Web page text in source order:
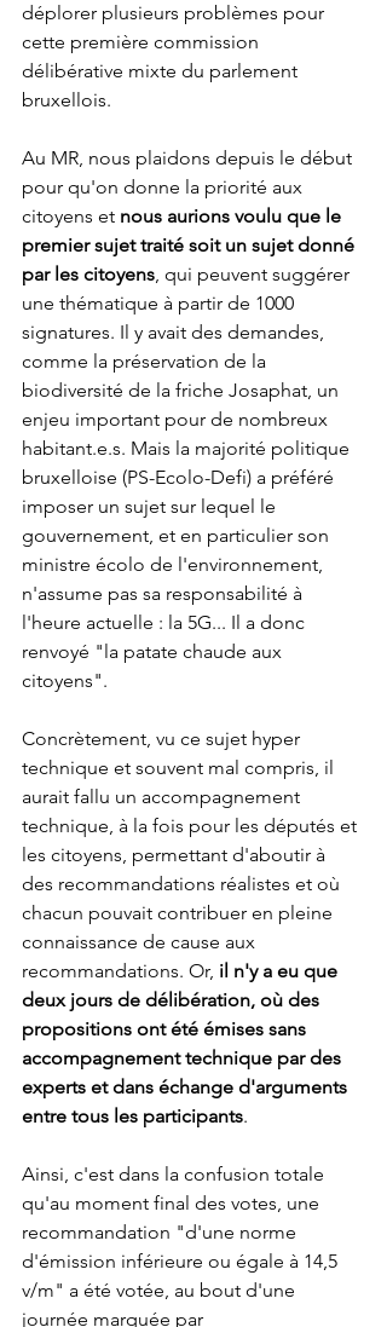
déplorer plusieurs problèmes pour
cette première commission
délibérative mixte du parlement
bruxellois.
Au MR, nous plaidons depuis le début
pour qu'on donne la priorité aux
citoyens et nous aurions voulu que le
premier sujet traité soit un sujet donné
par les citoyens, qui peuvent suggérer
une thématique à partir de 1000
signatures. Il y avait des demandes,
comme la préservation de la
biodiversité de la friche Josaphat, un
enjeu important pour de nombreux
habitant.e.s. Mais la majorité politique
bruxelloise (PS-Ecolo-Defi) a préféré
imposer un sujet sur lequel le
gouvernement, et en particulier son
ministre écolo de l'environnement,
n'assume pas sa responsabilité à
l'heure actuelle : la 5G... Il a donc
renvoyé "la patate chaude aux
citoyens".
Concrètement, vu ce sujet hyper
technique et souvent mal compris, il
aurait fallu un accompagnement
technique, à la fois pour les députés et
les citoyens, permettant d'aboutir à
des recommandations réalistes et où
chacun pouvait contribuer en pleine
connaissance de cause aux
recommandations. Or, il n'y a eu que
deux jours de délibération, où des
propositions ont été émises sans
accompagnement technique par des
experts et dans échange d'arguments
entre tous les participants.
Ainsi, c'est dans la confusion totale
qu'au moment final des votes, une
recommandation "d'une norme
d'émission inférieure ou égale à 14,5
v/m" a été votée, au bout d'une
journée marquée par